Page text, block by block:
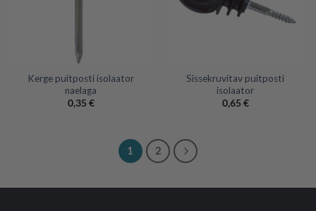
Kerge puitposti isolaator
naelaga
0,35 €
Sissekruvitav puitposti
isolaator
0,65 €
1 2